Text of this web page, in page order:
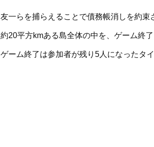
友一らを捕らえることで債務帳消しを約束
約20平方kmある島全体の中を、ゲーム終
ゲーム終了は参加者が残り5人になったタ